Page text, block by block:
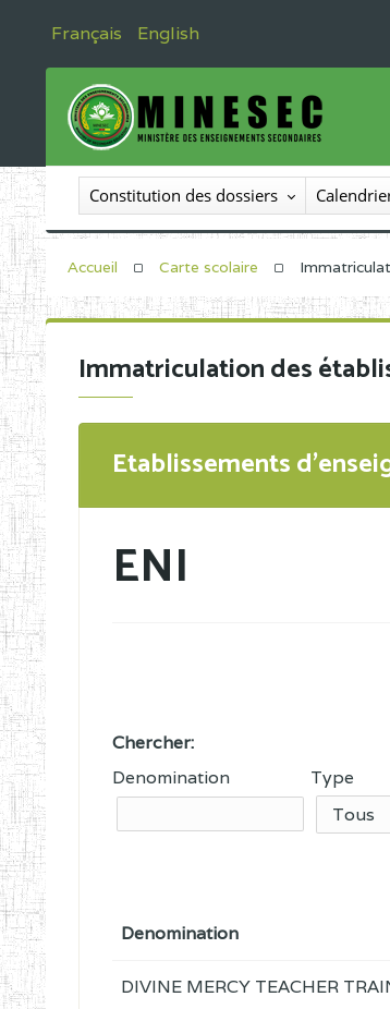
Français English
Constitution des dossiers
Accueil Carte scolaire
Immatriculation des
Etablissements
ENI
Chercher:
Denomination
Type
Denomination
DIVINE MERCY TEACHER